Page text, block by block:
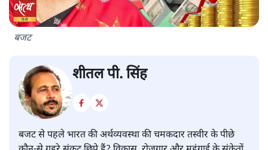
बजट
शीतल पी. सिंह
बजट से पहले भारत की अर्थव्यवस्था की चमकदार तस्वीर के पीछे